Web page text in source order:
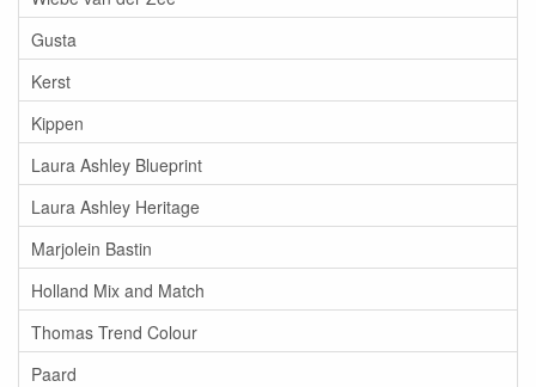
Gusta
Kerst
Kippen
Laura Ashley Blueprint
Laura Ashley Heritage
Marjolein Bastin
Holland Mix and Match
Thomas Trend Colour
Paard